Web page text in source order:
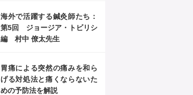
海外で活躍する鍼灸師たち：
第5回 ジョージア・トビリシ
編 村中 僚太先生
胃痛による突然の痛みを和ら
げる対処法と痛くならないた
めの予防法を解説